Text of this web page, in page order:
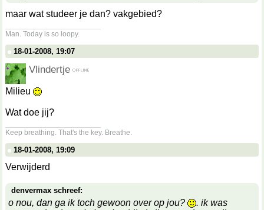
maar wat studeer je dan? vakgebied?
Man. Today is so loopy.
18-01-2008, 19:07
Vlindertje
Milieu
Wat doe jij?
Keep breathing. That's the key. Breathe.
18-01-2008, 19:09
Verwijderd
denvermax schreef:
o nou, dan ga ik toch gewoon over op jou?
. ik was